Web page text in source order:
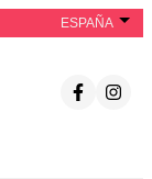
ESPAÑA